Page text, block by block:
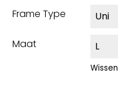
Frame Type
Maat
Wissen